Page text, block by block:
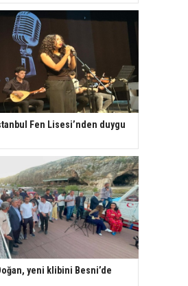
Fen Lisesi’nden duygu
yeni klibini Besni’de